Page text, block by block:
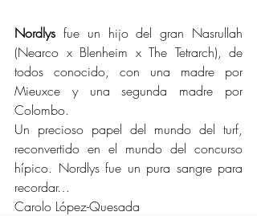
Nordlys fue un hijo del gran Nasrullah
(Nearco x Blenheim x The Tetrarch), de
todos conocido, con una madre por
Mieuxce y una segunda madre por
Colombo.
Un precioso papel del mundo del turf,
reconvertido en el mundo del concurso
hípico. Nordlys fue un pura sangre para
recordar…
Carolo López-Quesada